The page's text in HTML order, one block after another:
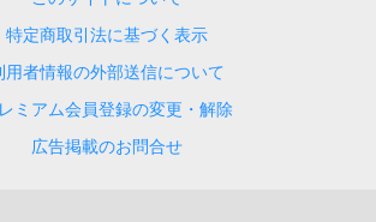
特定商取引法に基づく表示
用者情報の外部送信について
ミアム会員登録の変更・解除
広告掲載のお問合せ